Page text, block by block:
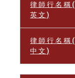
律 師 行 名 稱 (
英 文 )
律 師 行 名 稱 (
中 文 )